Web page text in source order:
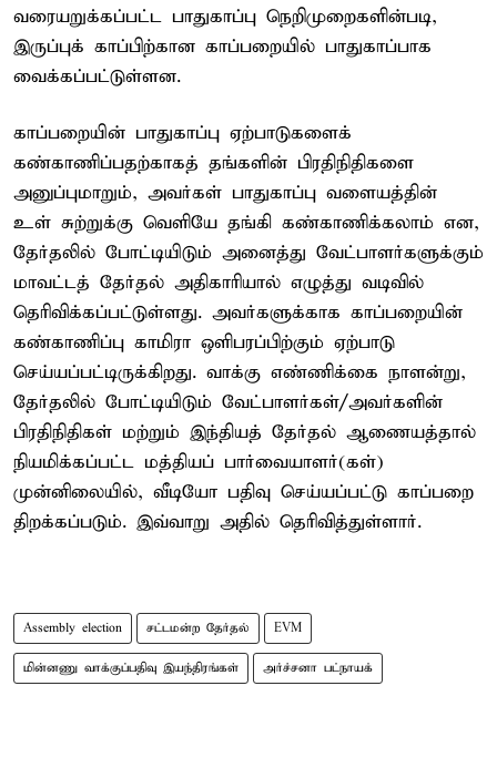
வரையறுக்கப்பட்ட பாதுகாப்பு நெறிமுறைகளின்படி,
இருப்புக் காப்பிற்கான காப்பறையில் பாதுகாப்பாக
வைக்கப்பட்டுள்ளன.
காப்பறையின் பாதுகாப்பு ஏற்பாடுகளைக்
கண்காணிப்பதற்காகத் தங்களின் பிரதிநிதிகளை
அனுப்புமாறும், அவர்கள் பாதுகாப்பு வளையத்தின்
உள் சுற்றுக்கு வெளியே தங்கி கண்காணிக்கலாம் என,
தேர்தலில் போட்டியிடும் அனைத்து வேட்பாளர்களுக்கும்
மாவட்டத் தேர்தல் அதிகாரியால் எழுத்து வடிவில்
தெரிவிக்கப்பட்டுள்ளது. அவர்களுக்காக காப்பறையின்
கண்காணிப்பு காமிரா ஒளிபரப்பிற்கும் ஏற்பாடு
செய்யப்பட்டிருக்கிறது. வாக்கு எண்ணிக்கை நாளன்று,
தேர்தலில் போட்டியிடும் வேட்பாளர்கள்/அவர்களின்
பிரதிநிதிகள் மற்றும் இந்தியத் தேர்தல் ஆணையத்தால்
நியமிக்கப்பட்ட மத்தியப் பார்வையாளர்(கள்)
முன்னிலையில், வீடியோ பதிவு செய்யப்பட்டு காப்பறை
திறக்கப்படும். இவ்வாறு அதில் தெரிவித்துள்ளார்.
Assembly election சட்டமன்ற தேர்தல் EVM
மின்னணு வாக்குப்பதிவு இயந்திரங்கள் அர்ச்சனா பட்நாயக்